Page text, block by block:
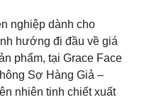
nghiệp dành cho
hướng đi đầu về giá
phẩm, tại Grace Face
Sợ Hàng Giả –
nhiên tinh chiết xuất